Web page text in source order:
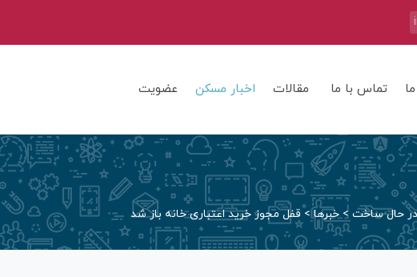
تماس با ما مقالات اخبار مسکن عضویت
>خبرها> قفل مجوز خرید اعتباری خانه باز شد